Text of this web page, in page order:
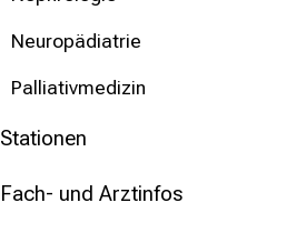
Neuropädiatrie
Palliativmedizin
Stationen
Fach- und Arztinfos